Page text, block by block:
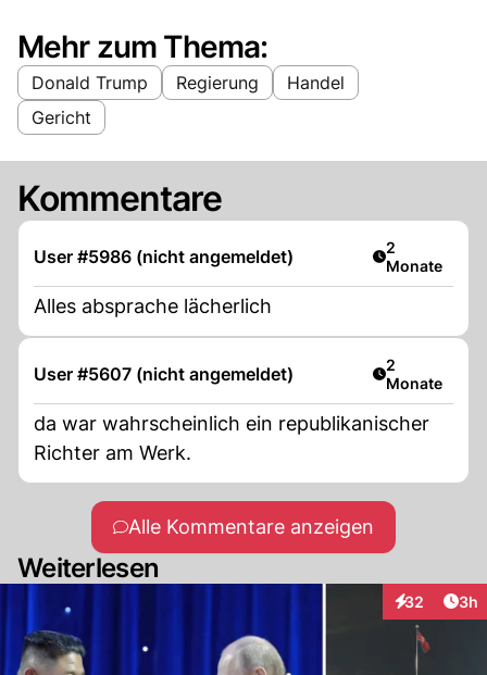
Mehr zum Thema:
Donald Trump Regierung
Handel
Gericht
Kommentare
User #5986 (nicht angemeldet) Artikel
2
Monate
Alles absprache lächerlich
User #5607 (nicht angemeldet) Artikel
2
Monate
da war wahrscheinlich ein republikanischer
Richter am Werk.
Alle Kommentare anzeigen
Weiterlesen
32
Interaktionen
3h